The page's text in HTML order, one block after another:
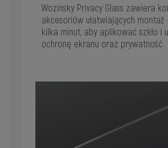
Wozinsky Privacy Glass zawiera
akcesoriów ułatwiających montaż
kilka minut, aby aplikować szkło i
ochronę ekranu oraz prywatność.